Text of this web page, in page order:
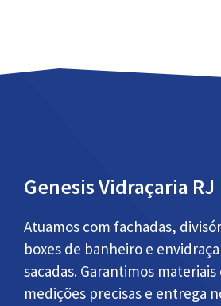
Genesis Vidraçaria RJ
Atuamos com fachadas,
boxes de banheiro e
sacadas. Garantimos
medições precisas e entrega